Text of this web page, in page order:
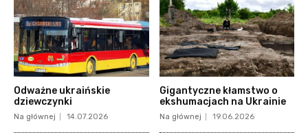
Odważne ukraińskie
dziewczynki
Na głównej 14.07.2026
Gigantyczne kłamstwo o
ekshumacjach na Ukrainie
Na głównej 19.06.2026